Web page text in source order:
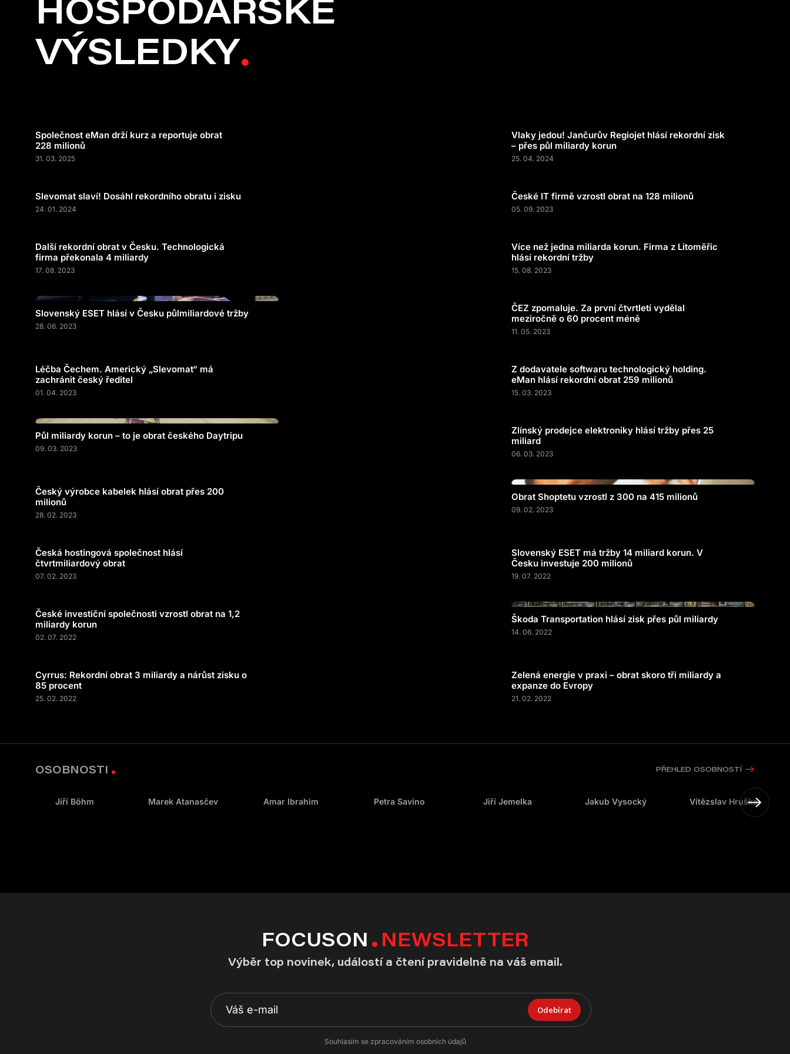
HOSPODÁŘSKÉ
VÝSLEDKY
Společnost eMan drží kurz a reportuje obrat
228 milionů
31. 03. 2025
Vlaky jedou! Jančurův Regiojet hlásí rekordní zisk
– přes půl miliardy korun
25. 04. 2024
Slevomat slaví! Dosáhl rekordního obratu i zisku
24. 01. 2024
České IT firmě vzrostl obrat na 128 milionů
05. 09. 2023
Další rekordní obrat v Česku. Technologická
firma překonala 4 miliardy
17. 08. 2023
Více než jedna miliarda korun. Firma z Litoměřic
hlásí rekordní tržby
15. 08. 2023
Slovenský ESET hlásí v Česku půlmiliardové tržby
28. 06. 2023
ČEZ zpomaluje. Za první čtvrtletí vydělal
meziročně o 60 procent méně
11. 05. 2023
Léčba Čechem. Americký „Slevomat“ má
zachránit český ředitel
01. 04. 2023
Z dodavatele softwaru technologický holding.
eMan hlásí rekordní obrat 259 milionů
15. 03. 2023
Půl miliardy korun – to je obrat českého Daytripu
09. 03. 2023
Zlínský prodejce elektroniky hlásí tržby přes 25
miliard
06. 03. 2023
Český výrobce kabelek hlásí obrat přes 200
milionů
28. 02. 2023
Obrat Shoptetu vzrostl z 300 na 415 milionů
09. 02. 2023
Česká hostingová společnost hlásí
čtvrtmiliardový obrat
07. 02. 2023
Slovenský ESET má tržby 14 miliard korun. V
Česku investuje 200 milionů
19. 07. 2022
České investiční společnosti vzrostl obrat na 1,2
miliardy korun
02. 07. 2022
Škoda Transportation hlásí zisk přes půl miliardy
14. 06. 2022
Cyrrus: Rekordní obrat 3 miliardy a nárůst zisku o
85 procent
25. 02. 2022
Zelená energie v praxi – obrat skoro tři miliardy a
expanze do Evropy
21. 02. 2022
OSOBNOSTI PŘEHLED OSOBNOSTÍ
Jiří Böhm Marek Atanasčev Amar Ibrahim Petra Savino Jiří Jemelka Jakub Vysocký Vítězslav Hruška
FOCUSON NEWSLETTER
Výběr top novinek, událostí a čtení pravidelně na váš email.
Odebírat
Souhlasím se zpracováním osobních údajů